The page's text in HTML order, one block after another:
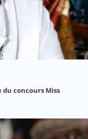
du concours Miss